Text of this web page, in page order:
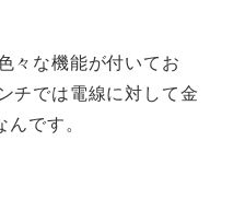
々な機能が付いてお
チでは電線に対して金
です。